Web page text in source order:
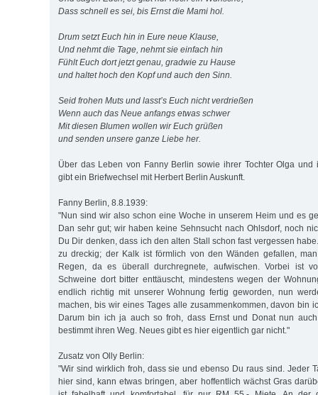
Dass schnell es sei, bis Ernst die Mami hol.
Drum setzt Euch hin in Eure neue Klause,
Und nehmt die Tage, nehmt sie einfach hin
Fühlt Euch dort jetzt genau, gradwie zu Hause
und haltet hoch den Kopf und auch den Sinn.
Seid frohen Muts und lasst’s Euch nicht verdrießen
Wenn auch das Neue anfangs etwas schwer
Mit diesen Blumen wollen wir Euch grüßen
und senden unsere ganze Liebe her.
Über das Leben von Fanny Berlin sowie ihrer Tochter Olga und
gibt ein Briefwechsel mit Herbert Berlin Auskunft.
Fanny Berlin, 8.8.1939:
"Nun sind wir also schon eine Woche in unserem Heim und es
Dan sehr gut; wir haben keine Sehnsucht nach Ohlsdorf, noch
Du Dir denken, dass ich den alten Stall schon fast vergessen
zu dreckig; der Kalk ist förmlich von den Wänden gefallen,
Regen, da es überall durchregnete, aufwischen. Vorbei ist
Schweine dort bitter enttäuscht, mindestens wegen der
endlich richtig mit unserer Wohnung fertig geworden, nun
machen, bis wir eines Tages alle zusammenkommen, davon bin
Darum bin ich ja auch so froh, dass Ernst und Donat nun
bestimmt ihren Weg. Neues gibt es hier eigentlich gar nicht."
Zusatz von Olly Berlin:
"Wir sind wirklich froh, dass sie und ebenso Du raus sind. Jeder
hier sind, kann etwas bringen, aber hoffentlich wächst Gras